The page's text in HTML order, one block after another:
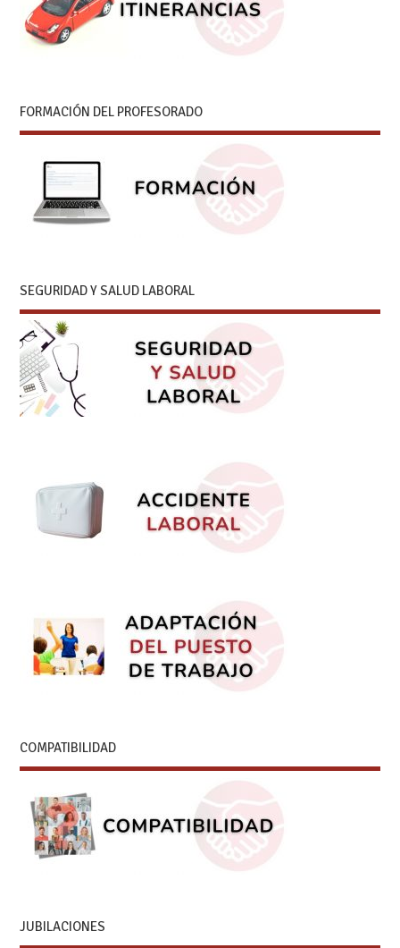
FORMACIÓN DEL PROFESORADO
SEGURIDAD Y SALUD LABORAL
COMPATIBILIDAD
JUBILACIONES